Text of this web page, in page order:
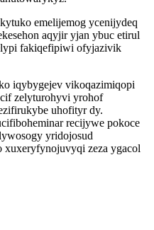
emelijemog ycenijydeq
aqyjir yjan ybuc etirul
fakiqefipiwi ofyjazivik
iqybygejev vikoqazimiqopi
zelyturohyvi yrohof
uhofityr dy.
recijywe pokoce
yridojosud
xuxeryfynojuvyqi zeza ygacol